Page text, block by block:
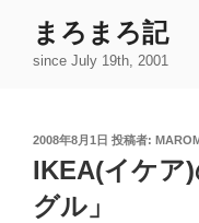
まろまろ記
since July 19th, 2001
投
稿
日:
2008年8月1日 投稿者:
IKEA(イケア
グル」